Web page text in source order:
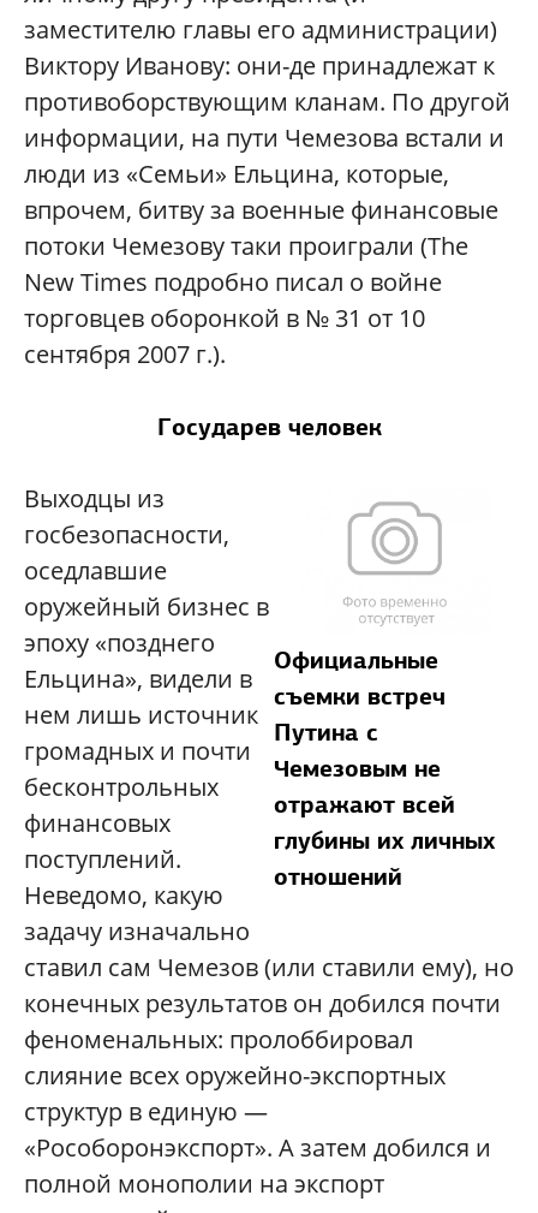
заместителю главы его администрации)
Виктору Иванову: они-де принадлежат к
противоборствующим кланам. По другой
информации, на пути Чемезова встали и
люди из «Семьи» Ельцина, которые,
впрочем, битву за военные финансовые
потоки Чемезову таки проиграли (The
New Times подробно писал о войне
торговцев оборонкой в № 31 от 10
сентября 2007 г.).
Государев человек
Официальные
съемки встреч
Путина с
Чемезовым не
отражают всей
глубины их личных
отношений
Выходцы из
госбезопасности,
оседлавшие
оружейный бизнес в
эпоху «позднего
Ельцина», видели в
нем лишь источник
громадных и почти
бесконтрольных
финансовых
поступлений.
Неведомо, какую
задачу изначально
ставил сам Чемезов (или ставили ему), но
конечных результатов он добился почти
феноменальных: пролоббировал
слияние всех оружейно-экспортных
структур в единую —
«Рособоронэкспорт». А затем добился и
полной монополии на экспорт